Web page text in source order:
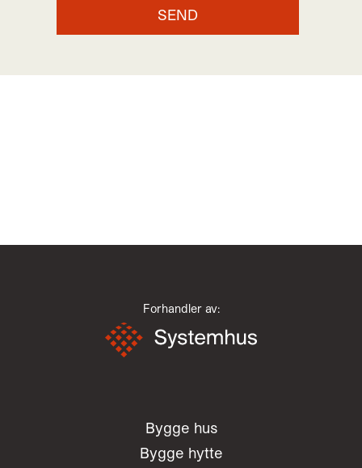
Forhandler av:
Bygge hus
Bygge hytte